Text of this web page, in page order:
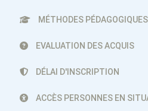
MÉTHODES PÉDAGOGIQUES
EVALUATION DES ACQUIS
DÉLAI D'INSCRIPTION
ACCÈS PERSONNES EN